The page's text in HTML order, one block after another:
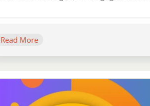
Read More